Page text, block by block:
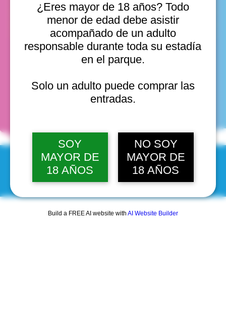
¿Eres mayor de 18 años? Todo
menor de edad debe asistir
acompañado de un adulto
responsable durante toda su estadía
en el parque.
Solo un adulto puede comprar las
entradas.
SOY
MAYOR DE
18 AÑOS
NO SOY
MAYOR DE
18 AÑOS
Build a FREE AI website with AI Website Builder
jue, 06 ago, 10:00 a. m.
jue, 06 ago, 11:00 a. m.
jue, 06 ago, 12:00 p. m.
Ver 20
fechas
© 2025 by Scantastic.